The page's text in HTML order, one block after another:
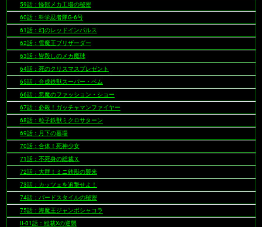
59話：怪獣メカ工場の秘密
60話：科学忍者隊G-6号
61話：幻のレッドインパルス
62話：雪魔王ブリザーダー
63話：皆殺しのメカ魔球
64話：死のクリスマスプレゼント
65話：合成鉄獣スーパー・ベム
66話：悪魔のファッション・ショー
67話：必殺！ガッチャマンファイヤー
68話：粒子鉄獣ミクロサターン
69話：月下の墓場
70話：合体！死神少女
71話：不死身の総裁Ｘ
72話：大群！ミニ鉄獣の襲来
73話：カッツェを追撃せよ！
74話：バードスタイルの秘密
75話：海魔王ジャンボシャコラ
II-01話：総裁Xの逆襲